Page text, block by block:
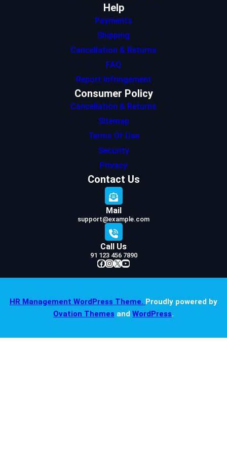
Help
Payments
Shipping
Cancellation & Returns
FAQ
Report Infringement
Consumer Policy
Cancellation & Returns
Sitemap
Terms Of Use
Security
Privacy
Contact Us
Mail
support@example.com
Call Us
91 123 456 7890
Facebook InstagramX YouTube
HR Management WordPress Theme. Proudly powered by
Ovation Themes and WordPress.